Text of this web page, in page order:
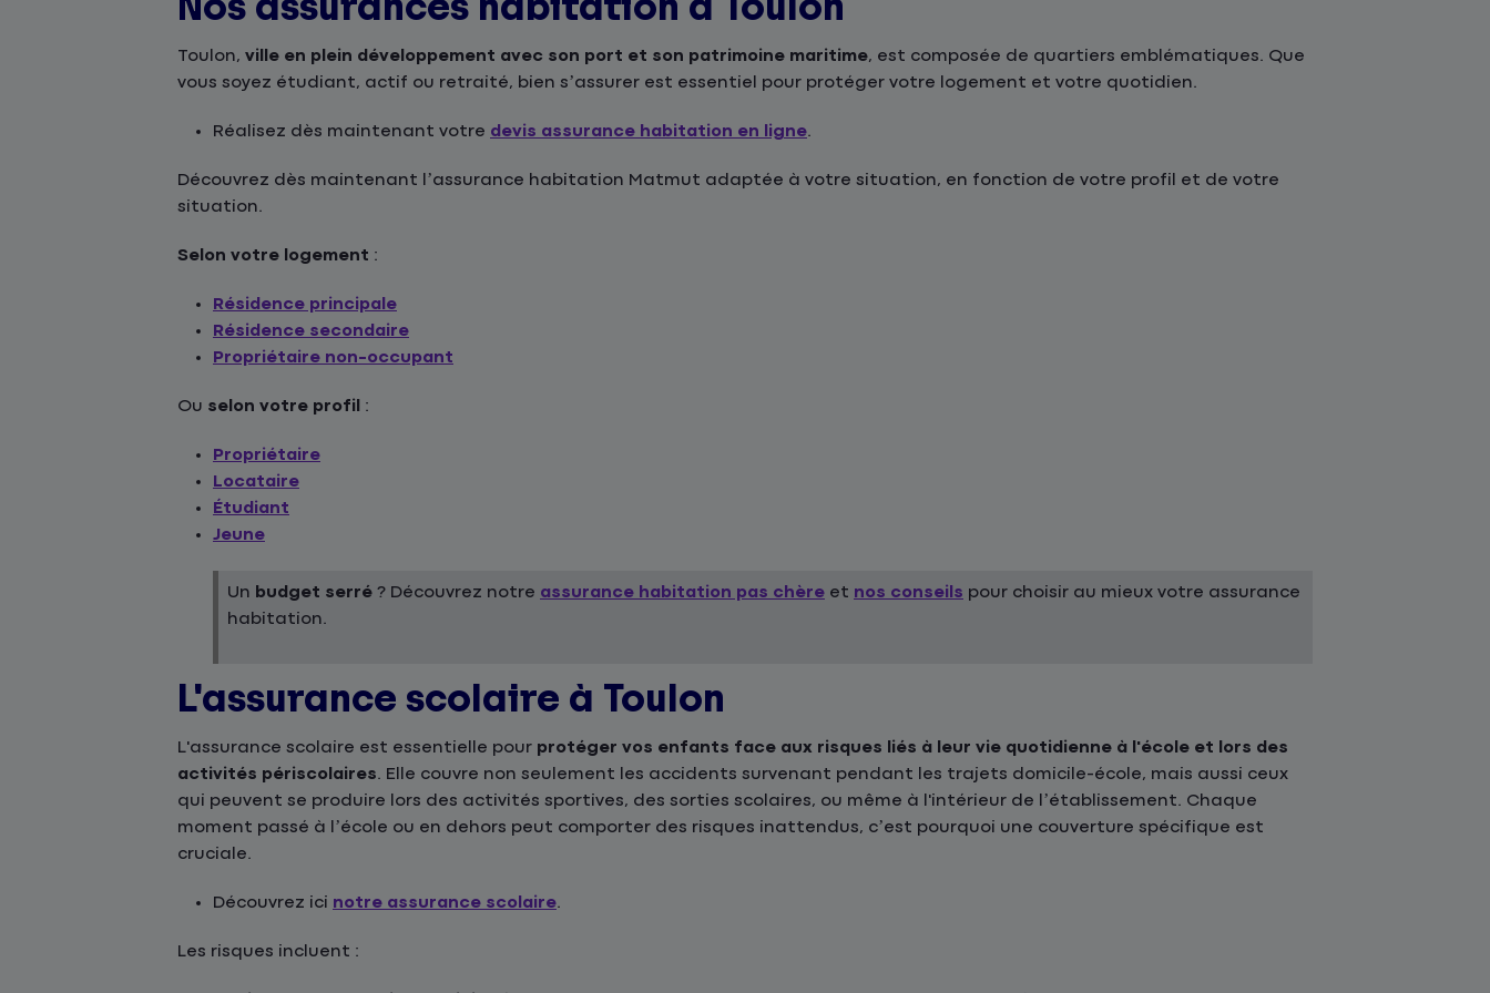
Toulon, ville en plein développement avec son port et son patrimoine maritime, est composée de quartiers emblématiques. Que
vous soyez étudiant, actif ou retraité, bien s’assurer est essentiel pour protéger votre logement et votre quotidien.
Réalisez dès maintenant votre devis assurance habitation en ligne.
Découvrez dès maintenant l’assurance habitation Matmut adaptée à votre situation, en fonction de votre profil et de votre
situation.
Selon votre logement :
Résidence principale
Résidence secondaire
Propriétaire non-occupant
Ou selon votre profil :
Propriétaire
Locataire
Étudiant
Jeune
Un budget serré ? Découvrez notre assurance habitation pas chère et nos conseils pour choisir au mieux votre assurance
habitation.
L'assurance scolaire à Toulon
L'assurance scolaire est essentielle pour protéger vos enfants face aux risques liés à leur vie quotidienne à l'école et lors des
activités périscolaires. Elle couvre non seulement les accidents survenant pendant les trajets domicile-école, mais aussi ceux
qui peuvent se produire lors des activités sportives, des sorties scolaires, ou même à l'intérieur de l’établissement. Chaque
moment passé à l’école ou en dehors peut comporter des risques inattendus, c’est pourquoi une couverture spécifique est
cruciale.
Découvrez ici notre assurance scolaire.
Les risques incluent :